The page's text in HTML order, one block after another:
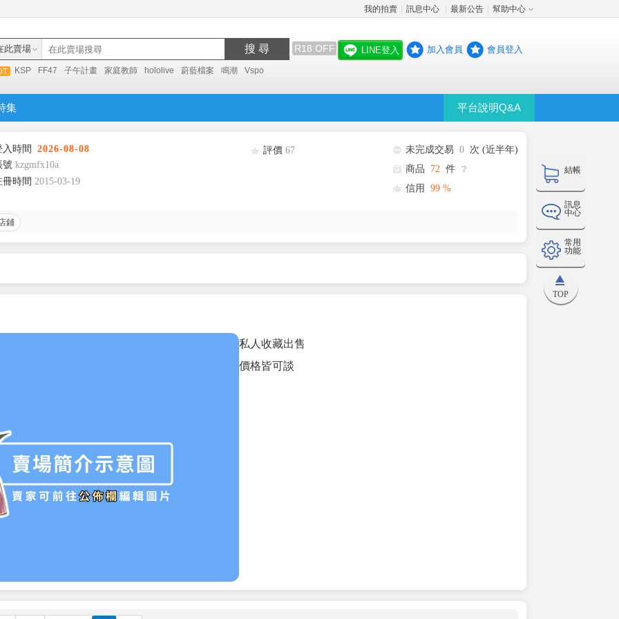
我的拍賣 訊息中心 最新公告 幫助中心
此賣場 搜 尋 R18 OFF
KSP FF47 子午計畫 家庭教師 hololive 蔚藍檔案 鳴潮 Vspo
LINE登入 加入會員 會員登入
集 平台說明Q&A
結帳
訊息
中心
常用
功能
TOP
時間
2026-08-08
號 kzgmfx10a
時間 2015-03-19
評價 67 未完成交易 0 次 (近半年)
商品
72 件 ❔
信用
99 %
鋪
私人收藏出售
價格皆可談